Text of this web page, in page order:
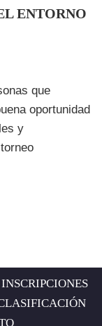
ENTORNO
que
oportunidad
y
INSCRIPCIONES